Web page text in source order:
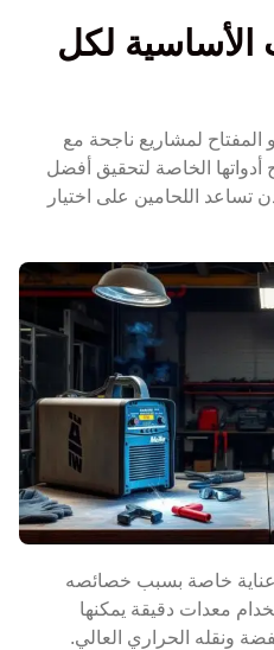
الأساسية لكل
المفتاح لمشاريع ناجحة مع
أدواتها الخاصة لتحقيق أفضل
تساعد اللحامين على اختيار
عناية خاصة بسبب خصائصه
معدات دقيقة يمكنها
ونقله الحراري العالي.